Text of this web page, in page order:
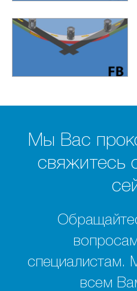
Мы Вас
свяжитесь
специалистам.
всем